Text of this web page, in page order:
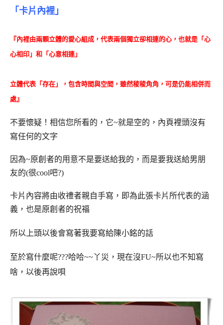
「卡片內裡」
『內裡由兩顆立體的愛心組成，代表兩個獨立卻相連的心，也就是「心
心相印」和「心意相連」
立體代表「存在」，包含時間與空間，雖然稜稜角角，可是仍能相併而
處』
不要懷疑！相信您所看的，它~就是空的，內頁裡頭沒有
寫任何的文字
因為~原創者的用意不是要送給我的，而是要我送給男朋
友的(很cool吧?)
卡片內容將由收禮者親自手寫，即為此張卡片所代表的涵
義，也是原創者的祝福
所以上頭以後會寫著我要寫給陳小銘的話
至於寫什麼呢???哈哈~~丫災，現在沒FU~所以也不知寫
啥，以後再說唄